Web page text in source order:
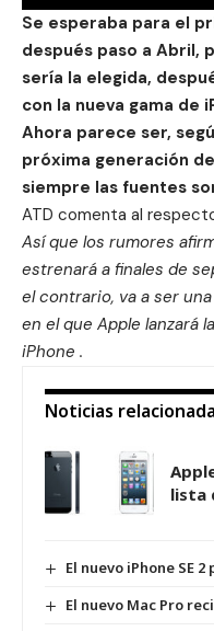
Se esperaba para el
después paso a Abril,
sería la elegida,
con la nueva gama de
Ahora parece ser,
próxima generación
siempre las fuentes
ATD comenta al
Así que los rumores
estrenará a finales de
el contrario, va a ser
en el que Apple lanzará la
iPhone .
Noticias
lista
El nuevo iPhone SE
El nuevo Mac Pro